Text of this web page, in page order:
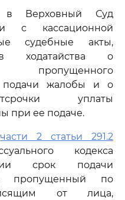
в Верховный Суд
с кассационной
судебные акты,
ходатайства о
пропущенного
подачи жалобы и о
уплаты
при ее подаче.
части 2 статьи 291.2
кодекса
срок подачи
пропущенный по
от лица,